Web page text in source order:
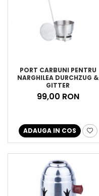
PORT CARBUNI PENTRU
NARGHILEA DURCHZUG &
GITTER
99,00 RON
ADAUGA IN COS